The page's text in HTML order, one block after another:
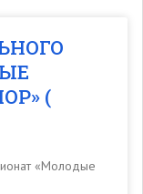
(
«Молодые